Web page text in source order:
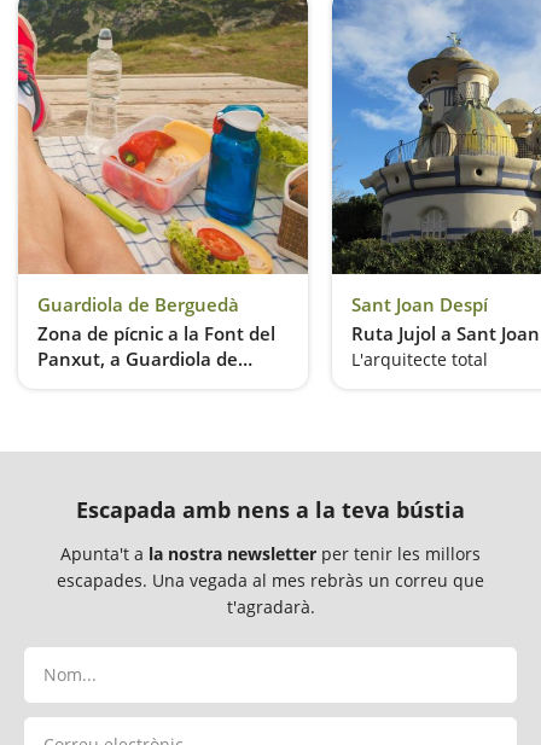
Guardiola de Berguedà
Zona de pícnic a la Font del
Panxut, a Guardiola de
Sant Joan Despí
Ruta Jujol a Sant
L'arquitecte total
Escapada amb nens a la teva bústia
Apunta't a la nostra newsletter per tenir les millors
escapades. Una vegada al mes rebràs un correu que
t'agradarà.